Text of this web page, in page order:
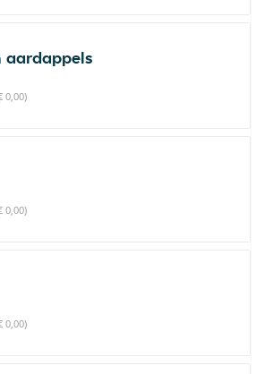
aardappels
0,00)
0,00)
0,00)